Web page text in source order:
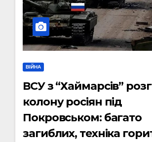
ВІЙНА
ВСУ з “Хаймарсів”
колону росіян під
Покровськом: багато
загиблих, техніка